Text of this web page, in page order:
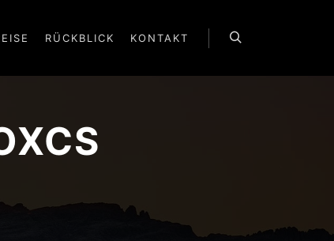
RÜCKBLICK KONTAKT